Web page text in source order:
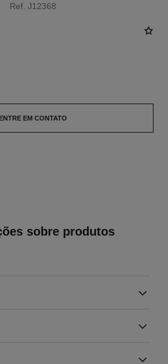
Ref. J12368
EM CONTATO
sobre produtos